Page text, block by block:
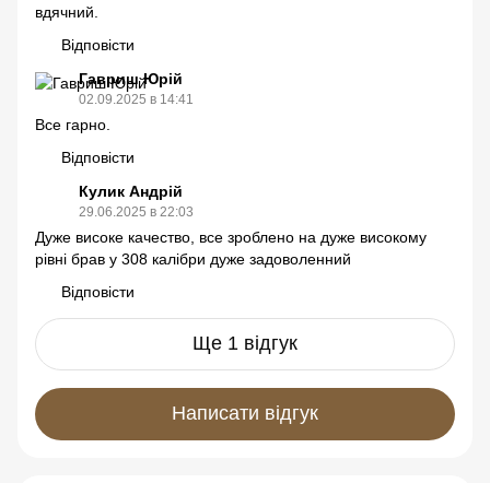
вдячний.
Відповісти
Гавриш Юрій
02.09.2025 в 14:41
Все гарно.
Відповісти
Кулик Андрій
29.06.2025 в 22:03
Дуже високе качество, все зроблено на дуже високому
рівні брав у 308 калібри дуже задоволенний
Відповісти
Ще 1 відгук
Написати відгук